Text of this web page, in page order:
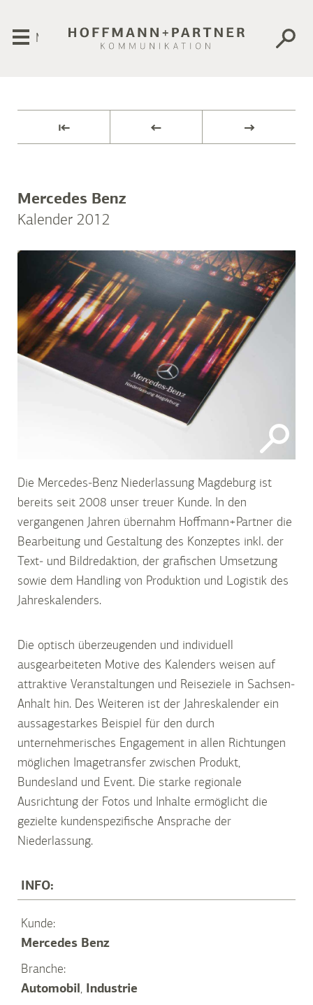
Menü
⇤ ← →
Mercedes Benz
Kalender 2012
Die Mercedes-Benz Niederlassung Magdeburg ist
bereits seit 2008 unser treuer Kunde. In den
vergangenen Jahren übernahm Hoffmann+Partner die
Bearbeitung und Gestaltung des Konzeptes inkl. der
Text- und Bildredaktion, der grafischen Umsetzung
sowie dem Handling von Produktion und Logistik des
Jahreskalenders.
Die optisch überzeugenden und individuell
ausgearbeiteten Motive des Kalenders weisen auf
attraktive Veranstaltungen und Reiseziele in Sachsen-
Anhalt hin. Des Weiteren ist der Jahreskalender ein
aussagestarkes Beispiel für den durch
unternehmerisches Engagement in allen Richtungen
möglichen Imagetransfer zwischen Produkt,
Bundesland und Event. Die starke regionale
Ausrichtung der Fotos und Inhalte ermöglicht die
gezielte kundenspezifische Ansprache der
Niederlassung.
INFO:
Kunde:
Mercedes Benz
Branche:
Automobil
Industrie